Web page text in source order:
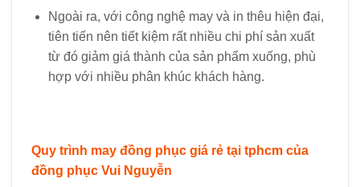
Ngoài ra, với công nghệ may và in thêu hiện đại,
tiên tiến nên tiết kiệm rất nhiều chi phí sản xuất
từ đó giảm giá thành của sản phẩm xuống, phù
hợp với nhiều phân khúc khách hàng.
Quy trình may đồng phục giá rẻ tại tphcm của
đồng phục Vui Nguyễn